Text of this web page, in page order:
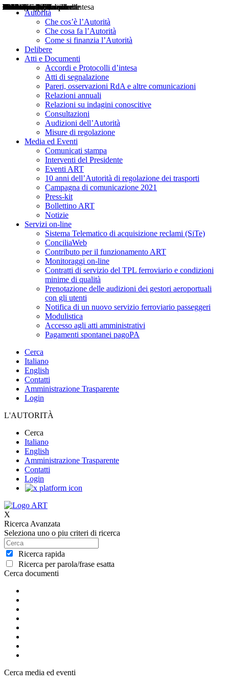
Autorità
Che cos’è l’Autorità
Che cosa fa l’Autorità
Come si finanzia l’Autorità
Delibere
Atti e Documenti
Accordi e Protocolli d’intesa
Atti di segnalazione
Pareri, osservazioni RdA e altre comunicazioni
Relazioni annuali
Relazioni su indagini conoscitive
Consultazioni
Audizioni dell’Autorità
Misure di regolazione
Media ed Eventi
Comunicati stampa
Interventi del Presidente
Eventi ART
10 anni dell’Autorità di regolazione dei trasporti
Campagna di comunicazione 2021
Press-kit
Bollettino ART
Notizie
Servizi on-line
Sistema Telematico di acquisizione reclami (SiTe)
ConciliaWeb
Contributo per il funzionamento ART
Monitoraggi on-line
Contratti di servizio del TPL ferroviario e condizioni
minime di qualità
Prenotazione delle audizioni dei gestori aeroportuali
con gli utenti
Notifica di un nuovo servizio ferroviario passeggeri
Modulistica
Accesso agli atti amministrativi
Pagamenti spontanei pagoPA
Cerca
Italiano
English
Contatti
Amministrazione Trasparente
Login
L'AUTORITÀ
Cerca
Italiano
English
Amministrazione Trasparente
Contatti
Login
X
Ricerca Avanzata
Seleziona uno o piu criteri di ricerca
Ricerca rapida
Ricerca per parola/frase esatta
Cerca documenti
Delibere
Pareri
Consultazioni
Audizioni
Atti di Segnalazione
Accordi e Protocolli d'Intesa
Relazioni annuali
Misure di regolazione
Cerca media ed eventi
Notizie
Comunicati Stampa
Bollettini ART
Convegni ART
Interviste del Presidente
Articoli in primo piano
Interventi del Presidente
2004
2005
2010
2013
2014
2015
2016
2017
2018
2019
202
2020
2021
2022
2023
2024
2025
2026
Aereo
Marittimo
Terrestre